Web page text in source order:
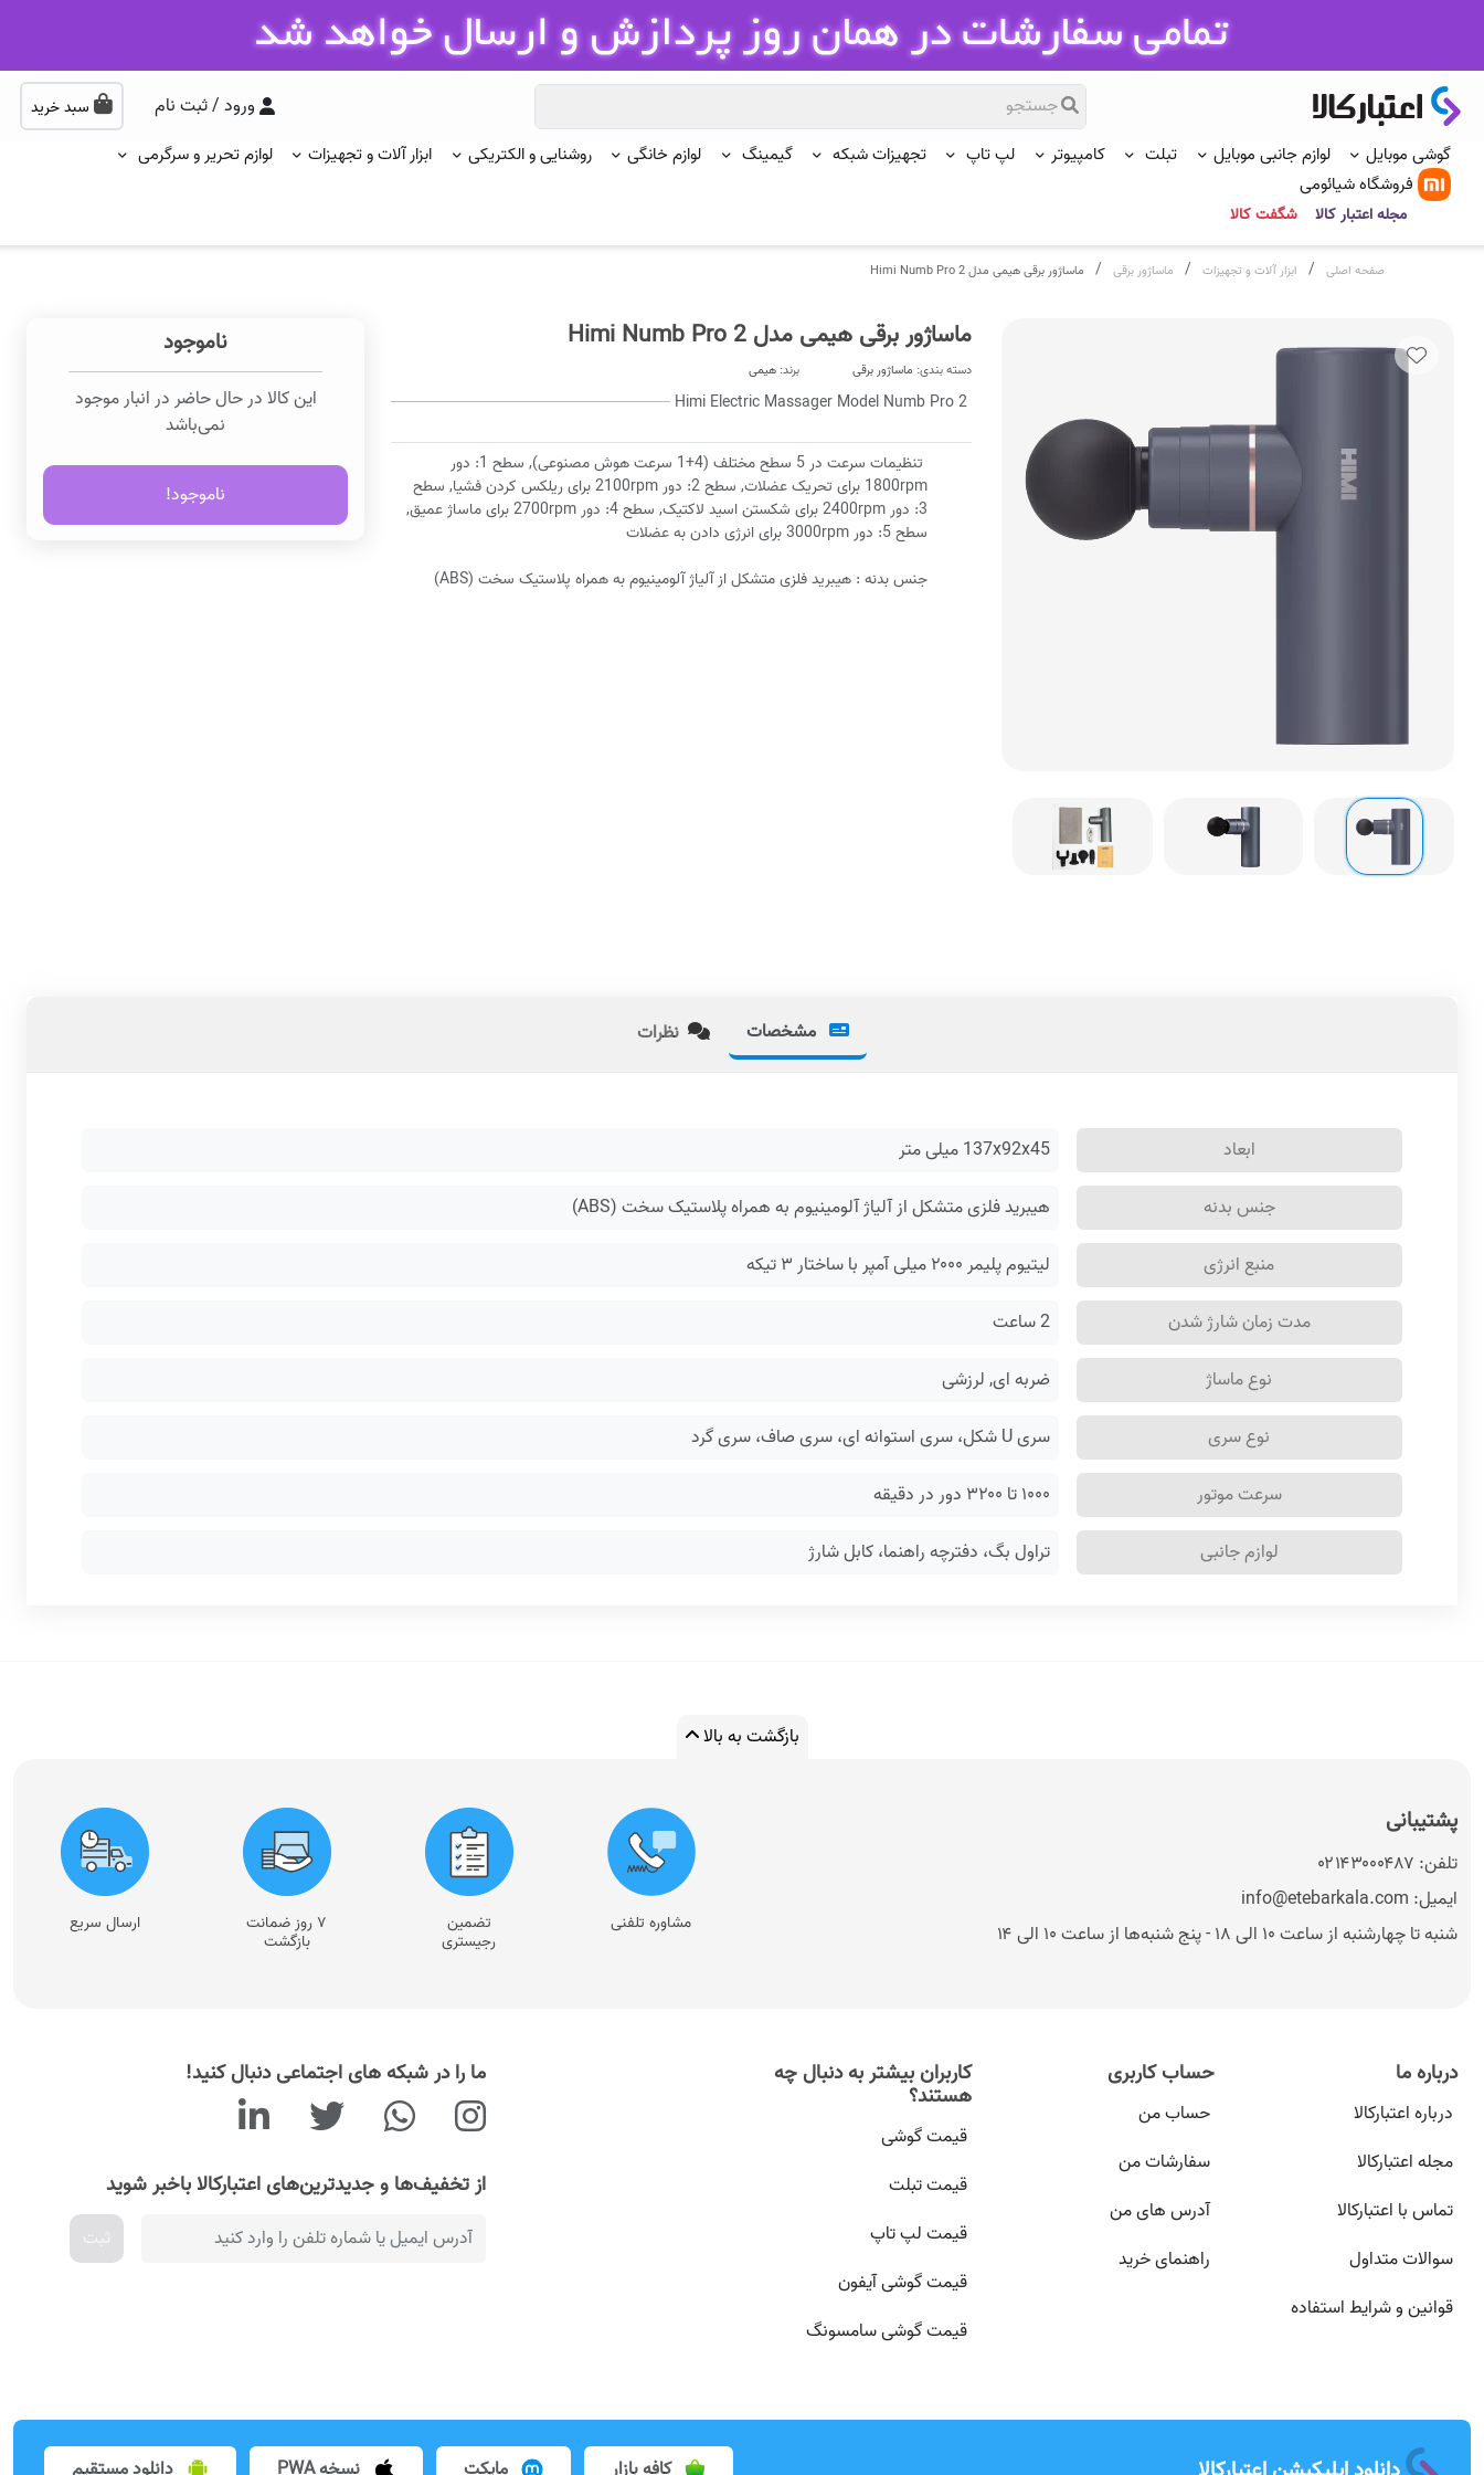
ورود / ثبت نام سبد خرید
گوشی موبایل لوازم جانبی موبایل تبلت کامپیوتر لپ تاپ تجهیزات شبکه گیمینگ لوازم خانگی روشنایی و الکتریکی ابزار آلات و تجهیزات
لوازم تحریر و سرگرمی
فروشگاه شیائومی
مجله اعتبار کالا شگفت کالا
صفحه اصلی / ابزار آلات و تجهیزات / ماساژور برقی / ماساژور برقی هیمی مدل Himi Numb Pro 2
ماساژور برقی هیمی مدل Himi Numb Pro 2
دسته بندی: ماساژور برقی برند: هیمی
Himi Electric Massager Model Numb Pro 2
تنظیمات سرعت در 5 سطح مختلف (4+1 سرعت هوش مصنوعی), سطح 1: دور
1800rpm برای تحریک عضلات, سطح 2: دور 2100rpm برای ریلکس کردن فشیا, سطح
3: دور 2400rpm برای شکستن اسید لاکتیک, سطح 4: دور 2700rpm برای ماساژ عمیق,
سطح 5: دور 3000rpm برای انرژی دادن به عضلات
جنس بدنه : هیبرید فلزی متشکل از آلیاژ آلومینیوم به همراه پلاستیک سخت (ABS)
ناموجود
این کالا در حال حاضر در انبار موجود
نمی‌باشد
ناموجود!
مشخصات نظرات
ابعاد
137x92x45 میلی متر
جنس بدنه
هیبرید فلزی متشکل از آلیاژ آلومینیوم به همراه پلاستیک سخت (ABS)
منبع انرژی
لیتیوم پلیمر ۲۰۰۰ میلی آمپر با ساختار ۳ تیکه
مدت زمان شارژ شدن
2 ساعت
نوع ماساژ
ضربه ای, لرزشی
نوع سری
سری U شکل، سری استوانه ای، سری صاف، سری گرد
سرعت موتور
۱۰۰۰ تا ۳۲۰۰ دور در دقیقه
لوازم جانبی
تراول بگ، دفترچه راهنما، کابل شارژ
بازگشت به بالا
پشتیبانی
تلفن: ۰۲۱۴۳۰۰۰۴۸۷
ایمیل: info@etebarkala.com
شنبه تا چهارشنبه از ساعت ۱۰ الی ۱۸ - پنج شنبه‌ها از ساعت ۱۰ الی ۱۴
مشاوره تلفنی تضمین
رجیستری
۷ روز ضمانت
بازگشت
ارسال سریع
درباره ما
درباره اعتبارکالا
مجله اعتبارکالا
تماس با اعتبارکالا
سوالات متداول
قوانین و شرایط استفاده
حساب کاربری
حساب من
سفارشات من
آدرس های من
راهنمای خرید
کاربران بیشتر به دنبال چه
هستند؟
قیمت گوشی
قیمت تبلت
قیمت لپ تاپ
قیمت گوشی آیفون
قیمت گوشی سامسونگ
ما را در شبکه های اجتماعی دنبال کنید!
از تخفیف‌ها و جدیدترین‌های اعتبارکالا باخبر شوید
ثبت